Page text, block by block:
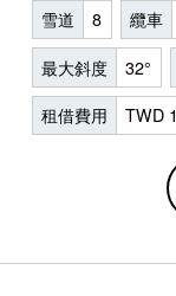
雪道 8 纜車
最大斜度 32°
租借費用 TWD